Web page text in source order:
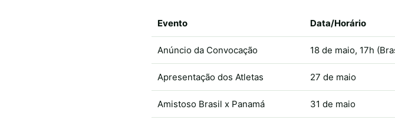
Evento Data/Horário
Anúncio da Convocação 18 de maio, 17h
Apresentação dos Atletas 27 de maio
Amistoso Brasil x Panamá 31 de maio